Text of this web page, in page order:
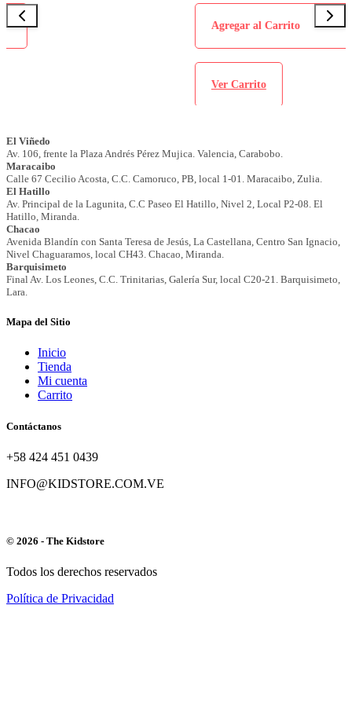
Mapa del Sitio
Inicio
Tienda
Mi cuenta
Carrito
Contáctanos
+58 424 451 0439
INFO@KIDSTORE.COM.VE
© 2026 - The Kidstore
Todos los derechos reservados
Política de Privacidad